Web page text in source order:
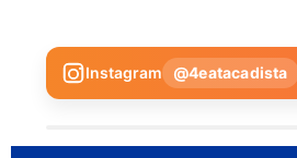
Instagram @4eatacadista